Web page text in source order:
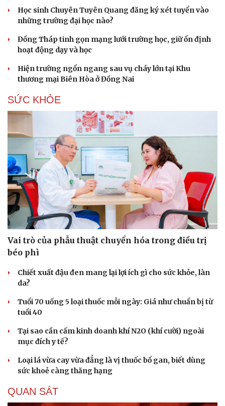
Du lịch
Tư vấn
Săn Tour
check-in
Podcast
Câu chuyện thời sự
Đọc truyện đêm khuya
Hạt giống tâm hồn
Học sinh Chuyên Tuyên Quang đăng ký xét tuyển vào
những trường đại học nào?
Đồng Tháp tinh gọn mạng lưới trường học, giữ ổn định
hoạt động dạy và học
Hiện trường ngổn ngang sau vụ cháy lớn tại Khu
thương mại Biên Hòa ở Đồng Nai
SỨC KHỎE
Vai trò của phẫu thuật chuyển hóa trong điều trị
béo phì
Chiết xuất đậu đen mang lại lợi ích gì cho sức khỏe, làn
da?
Tuổi 70 uống 5 loại thuốc mỗi ngày: Giá như chuẩn bị từ
tuổi 40
Tại sao cần cấm kinh doanh khí N2O (khí cười) ngoài
mục đích y tế?
Loại lá vừa cay vừa đắng là vị thuốc bổ gan, biết dùng
sức khoẻ càng thăng hạng
QUAN SÁT